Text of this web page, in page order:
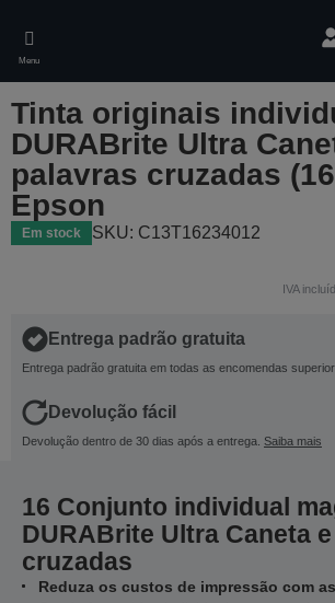
main
content
Menu
Tinta originais
DURABrite Ultra
palavras cruzadas
Epson
Em stock SKU: C13T16234012
IVA
Entrega padrão gratuita
Entrega padrão gratuita em todas as encomendas
Devolução fácil
Devolução dentro de 30 dias após a entrega. Saiba mais
16 Conjunto individual
DURABrite Ultra Caneta
cruzadas
Reduza os custos de impressão com